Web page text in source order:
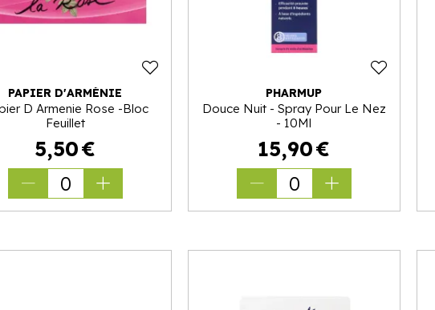
PAPIER D'ARMÉNIE
D Armenie Rose -Bloc
Feuillet
5,50€
0
PHARMUP
Douce Nuit - Spray Pour Le Nez
- 10Ml
15,90€
0